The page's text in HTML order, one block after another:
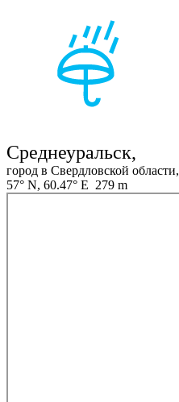
Среднеуральск,
город в Свердловской области,
57° N, 60.47° E 279 m